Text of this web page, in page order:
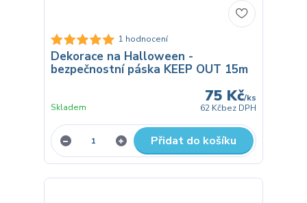
1 hodnocení
Dekorace na Halloween -
bezpečnostní páska KEEP OUT 15m
75 Kč/ks
62 Kčbez DPH
Skladem
Přidat do košíku